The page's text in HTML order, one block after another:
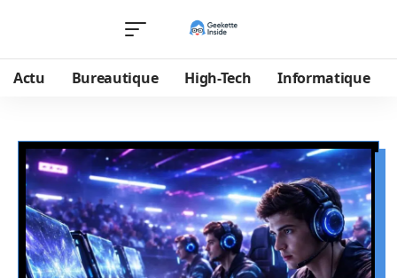
Actu Bureautique High-Tech Informatique